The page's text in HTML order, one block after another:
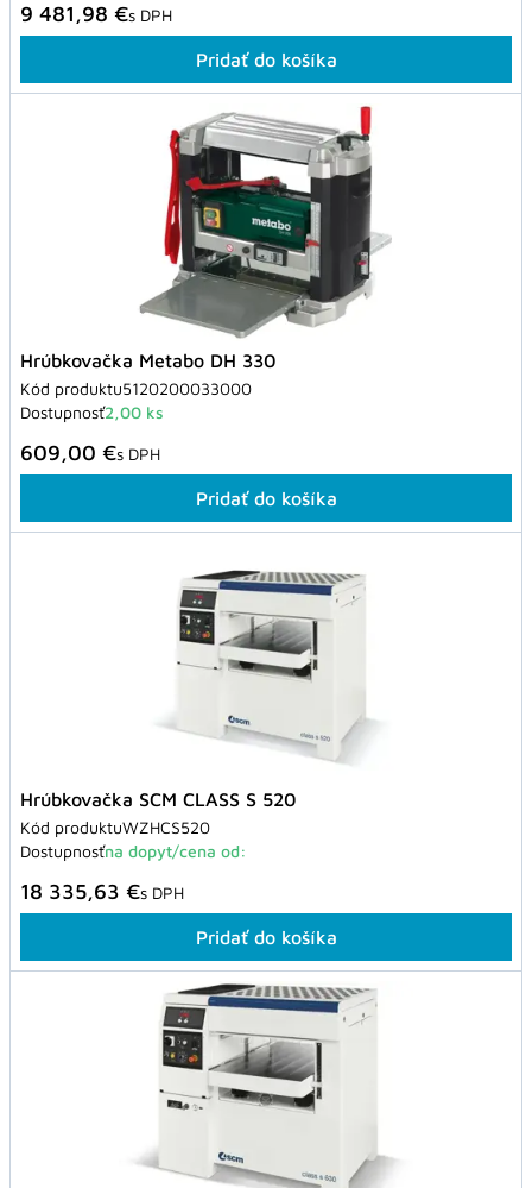
9 481,98 €s DPH
Pridať do košíka
Hrúbkovačka Metabo DH 330
Kód produktu5120200033000
Dostupnosť2,00 ks
609,00 €s DPH
Pridať do košíka
Hrúbkovačka SCM CLASS S 520
Kód produktuWZHCS520
Dostupnosťna dopyt/cena od:
18 335,63 €s DPH
Pridať do košíka